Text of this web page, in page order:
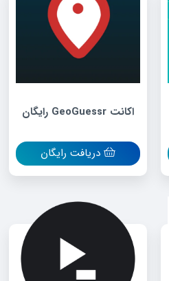
اکانت GeoGuessr رایگان
دریافت رایگان